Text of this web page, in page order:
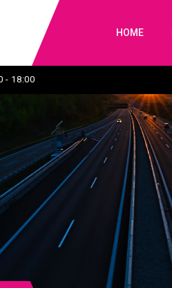
HOME
- 18:00